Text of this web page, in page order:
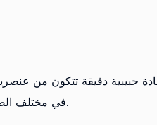
حبيبية دقيقة تتكون من
في مختلف الصناعات و لها العديد من الخصائص والمزايا الفريدة.